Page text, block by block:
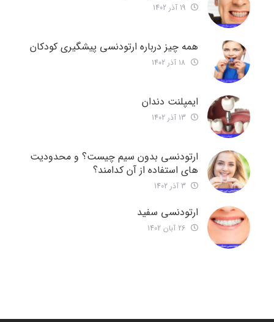
همه چیز درباره ارتودنسی پیشگیری کودکان
ایمپلنت دندان
ارتودنسی بدون سیم چیست؟ و محدودیت
های استفاده از آن کدامند؟
ارتودنسی سفید